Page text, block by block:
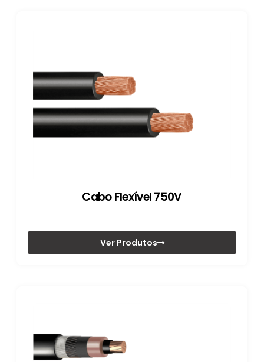
Cabo Flexível 750V
Ver Produtos